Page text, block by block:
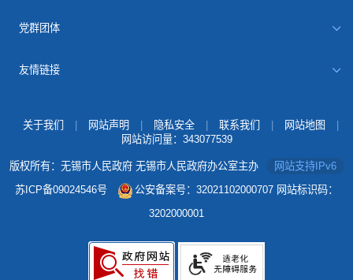
党群团体
友情链接
关于我们 网站声明 隐私安全 联系我们 网站地图
网站访问量： 343077539
版权所有：无锡市人民政府 无锡市人民政府办公室主办
网站支持IPv6
苏ICP备09024546号
公安备案号：32021102000707 网站标识码：
3202000001